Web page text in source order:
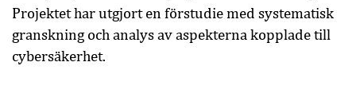
Projektet har utgjort en förstudie med systematisk
granskning och analys av aspekterna kopplade till
cybersäkerhet.